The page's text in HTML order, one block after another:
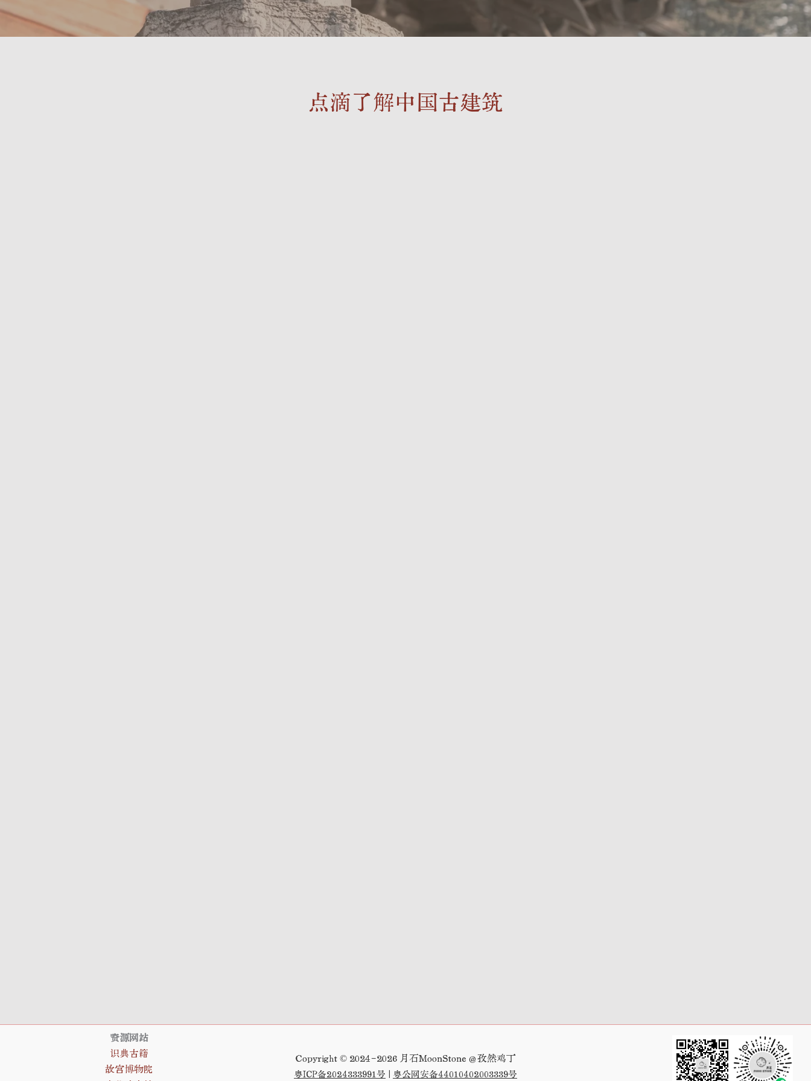
点滴了解中国古建筑
资源网站
识典古籍
故宫博物院
Copyright © 2024-2026 月石MoonStone @孜然鸡丁
粤ICP备2024333991号 粤公网安备44010402003339号